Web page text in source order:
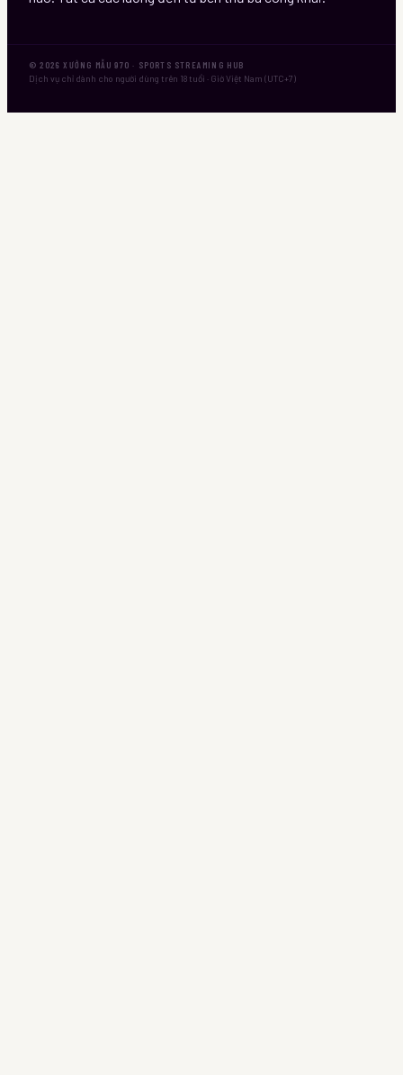
©2026 XƯỞNG MẪU 970 · SPORTS STREAMING HUB
Dịch vụ chỉ dành cho người dùng trên 18 tuổi · Giờ Việt Nam (UTC+7)